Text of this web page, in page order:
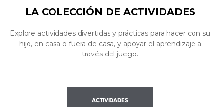
LA COLECCIÓN DE ACTIVIDADES
Explore actividades divertidas y prácticas para hacer con su
hijo, en casa o fuera de casa, y apoyar el aprendizaje a
través del juego.
ACTIVIDADES